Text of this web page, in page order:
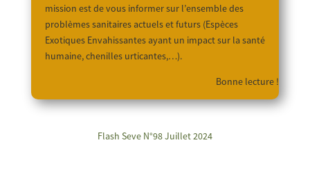
mission est de vous informer sur l’ensemble des
problèmes sanitaires actuels et futurs (Espèces
Exotiques Envahissantes ayant un impact sur la santé
humaine,chenilles urticantes,…).
Bonne lecture !
Flash Seve N°98 Juillet 2024